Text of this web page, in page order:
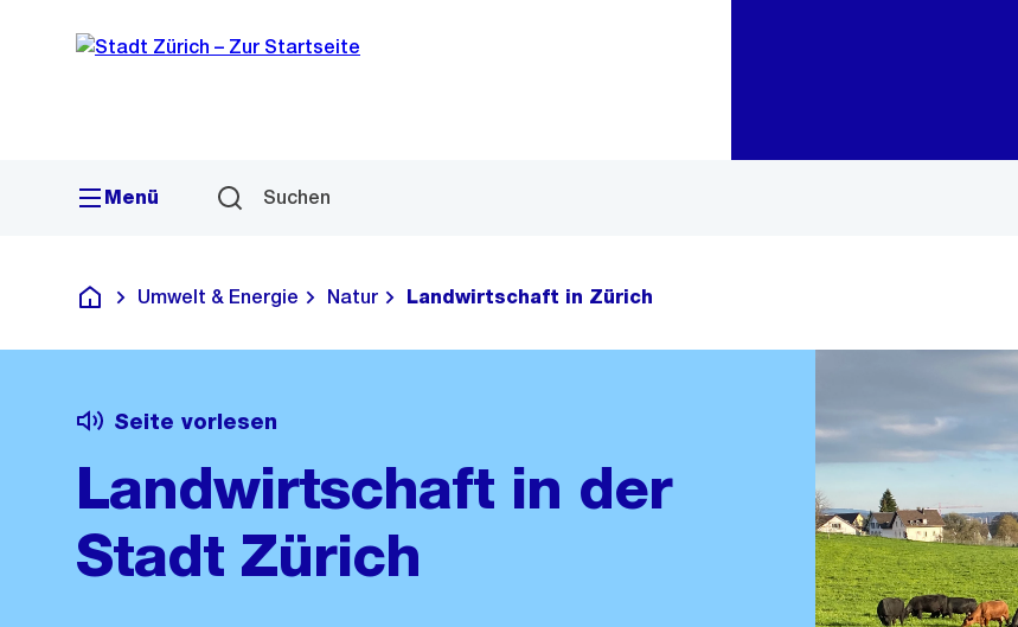
Navigation
Sprunglink
Menü Suchen
Deutsch
Umwelt & Energie Natur Landwirtschaft in Zürich
Seite vorlesen
Landwirtschaft in der
Stadt Zürich